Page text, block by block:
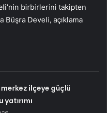
birbirlerini takipten
Büşra Develi, açıklama
merkez ilçeye güçlü